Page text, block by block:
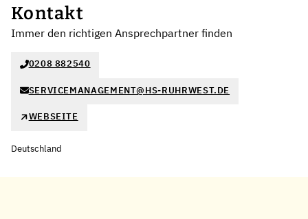
Kontakt
Immer den richtigen Ansprechpartner finden
0208 882540
SERVICEMANAGEMENT@HS-RUHRWEST.DE
WEBSEITE
Deutschland